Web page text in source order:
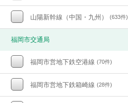
山陽新幹線（中国・九州） (633件)
福岡市交通局
福岡市営地下鉄空港線 (70件)
福岡市営地下鉄箱崎線 (28件)